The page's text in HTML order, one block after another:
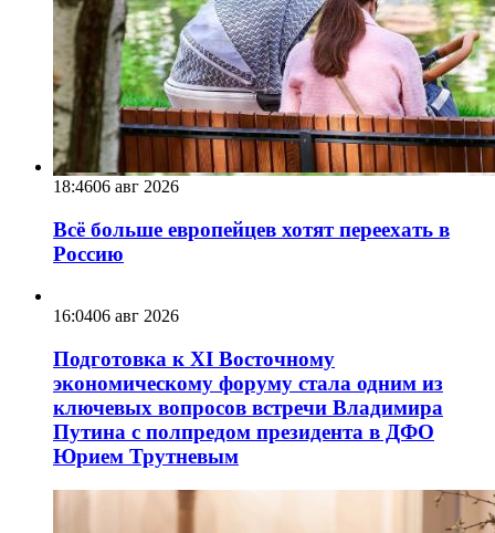
18:4606 авг 2026
Всё больше европейцев хотят переехать в
Россию
16:0406 авг 2026
Подготовка к XI Восточному
экономическому форуму стала одним из
ключевых вопросов встречи Владимира
Путина с полпредом президента в ДФО
Юрием Трутневым